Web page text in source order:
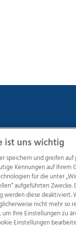
Kontakt
OÖNow
ist uns wichtig
speichern und greifen
Kennungen auf Ihrem
für die unter
aufgeführten
werden diese deaktiviert.
nicht mehr so
Ihre Einstellungen zu
Einstellungen